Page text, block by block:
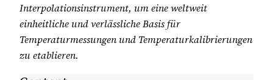
Interpolationsinstrument, um eine weltweit
einheitliche und verlässliche Basis für
Temperaturmessungen und Temperaturkalibrierungen
zu etablieren.